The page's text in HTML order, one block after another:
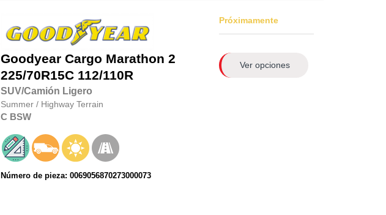
Goodyear Cargo Marathon 2
225/70R15C112/110R
SUV/Camión Ligero
Summer / Highway Terrain
C BSW
Número de pieza: 0069056870273000073
Próximamente
Ver opciones